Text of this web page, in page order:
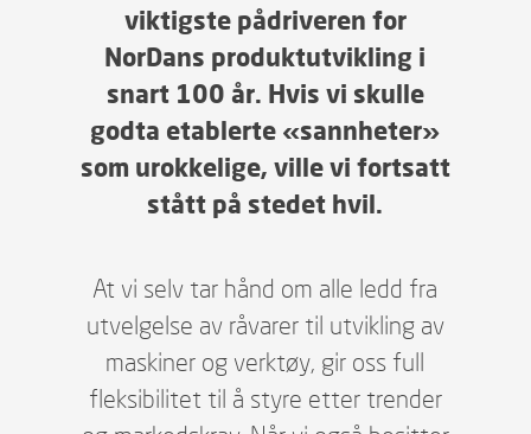
viktigste pådriveren for
NorDans produktutvikling i
snart 100 år. Hvis vi skulle
godta etablerte «sannheter»
som urokkelige, ville vi fortsatt
stått på stedet hvil.
At vi selv tar hånd om alle ledd fra
utvelgelse av råvarer til utvikling av
maskiner og verktøy, gir oss full
fleksibilitet til å styre etter trender